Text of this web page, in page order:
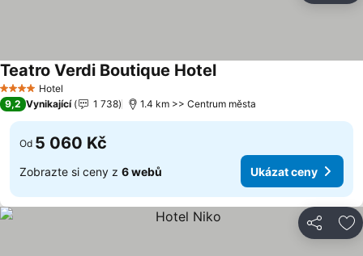
4 Počet hvězdiček
Hotel
Teatro Verdi Boutique Hotel
9,2 Vynikající 1 738 1.4 km >> Centrum města
Od 5 060 Kč
Zobrazte si ceny z 6 webů Ukázat ceny
Sdílet